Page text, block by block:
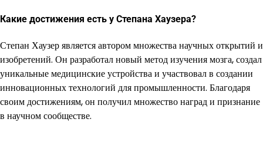
Какие достижения есть у Степана Хаузера?
Степан Хаузер является автором множества научных открытий и
изобретений. Он разработал новый метод изучения мозга, создал
уникальные медицинские устройства и участвовал в создании
инновационных технологий для промышленности. Благодаря
своим достижениям, он получил множество наград и признание
в научном сообществе.